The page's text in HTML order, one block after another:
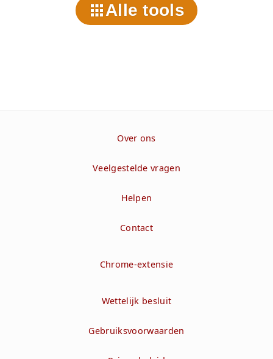
Alle tools
Over ons
Veelgestelde vragen
Helpen
Contact
Chrome-extensie
Wettelijk besluit
Gebruiksvoorwaarden